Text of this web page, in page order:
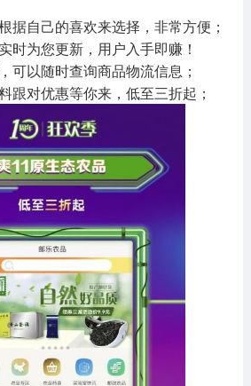
据自己的喜欢来选择，非常方便；
时为您更新，用户入手即赚！
可以随时查询商品物流信息；
跟对优惠等你来，低至三折起；